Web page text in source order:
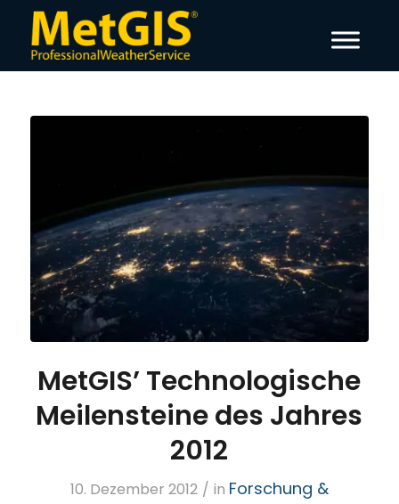
MetGIS’ Technologische
Meilensteine des Jahres
2012
10. Dezember 2012 / in Forschung &